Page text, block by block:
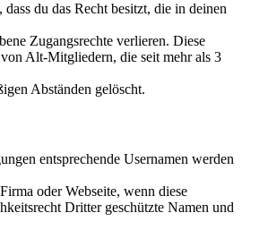
du das Recht besitzt, die in deinen
Zugangsrechte verlieren. Diese
Alt-Mitgliedern, die seit mehr als 3
Abständen gelöscht.
entsprechende Usernamen werden
oder Webseite, wenn diese
Dritter geschützte Namen und